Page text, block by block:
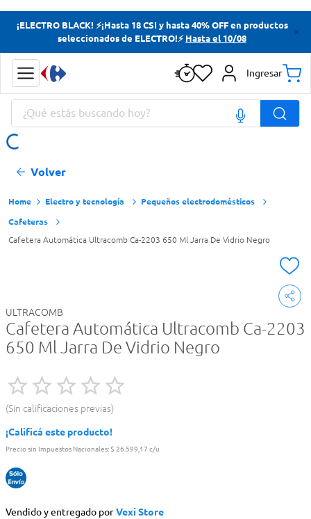
¡ELECTRO BLACK! ⚡¡Hasta 18 CSI y hasta 40% OFF en productos
seleccionados de ELECTRO!⚡ Hasta el 10/08
Ingresar
¿Qué estás buscando hoy?
Volver
Electro y tecnología
Pequeños electrodomésticos
Cafeteras
Cafetera Automática Ultracomb Ca-2203 650 Ml Jarra De Vidrio Negro
ULTRACOMB
Cafetera Automática Ultracomb Ca-2203
650 Ml Jarra De Vidrio Negro
Sin calificaciones previas
¡Calificá este producto!
Precio sin Impuestos Nacionales:$ 26.599,17 c/u
Vendido y entregado por Vexi Store
Términos más buscados
Yerba
Cerveza
Papas Fritas
Términos más buscados
Cerveza
Papas Fritas
Doves